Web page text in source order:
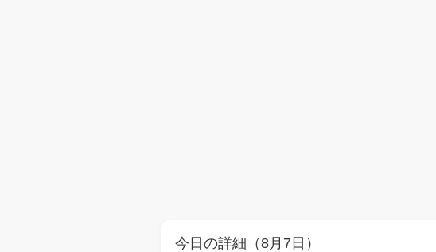
今日の詳細（8月7日）